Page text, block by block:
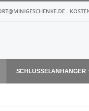
-
SCHLÜSSELANHÄNGER